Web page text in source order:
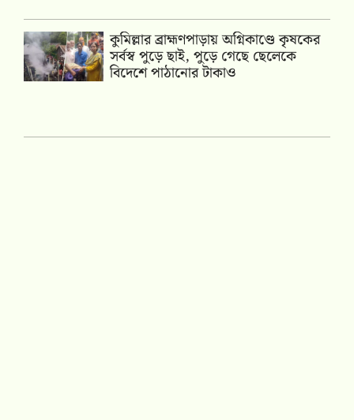
কুমিল্লার ব্রাহ্মণপাড়ায় অগ্নিকাণ্ডে কৃষকের
সর্বস্ব পুড়ে ছাই, পুড়ে গেছে ছেলেকে
বিদেশে পাঠানোর টাকাও